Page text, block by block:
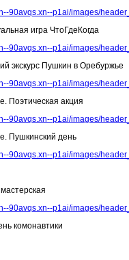
90avqs.xn--p1ai/images/
игра ЧтоГдеКогда
90avqs.xn--p1ai/images/
экскурс Пушкин в Оребуржье
90avqs.xn--p1ai/images/
Поэтическая акция
90avqs.xn--p1ai/images/
Пушкинский день
90avqs.xn--p1ai/images/
90avqs.xn--p1ai/images/
комонавтики